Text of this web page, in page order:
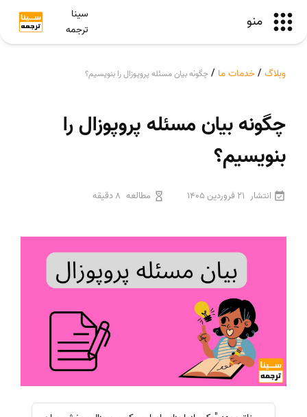
منو
سینا
ترجمه
وبلاگ /خدمات ما / چگونه بیان مسئله پروپوزال را بنویسیم؟
چگونه بیان مسئله پروپوزال را
بنویسیم؟
انتشار 21 فروردین 1405 مطالعه 8 دقیقه